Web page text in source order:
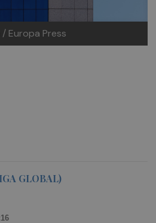
Europa Press
GLOBAL)